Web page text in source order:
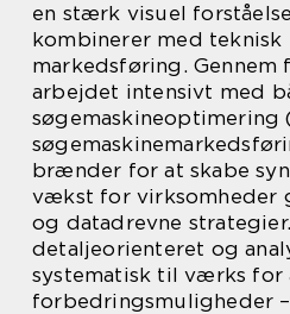
en stærk visuel
kombinerer med
markedsføring. Gennem
arbejdet intensivt med
søgemaskineoptimering
brænder for at skabe
vækst for virksomheder
og datadrevne
detaljeorienteret og
systematisk til værks for
forbedringsmuligheder